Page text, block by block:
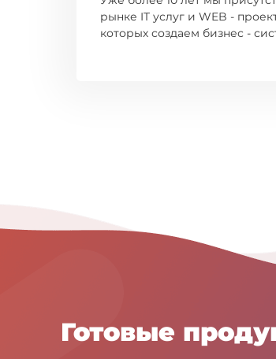
рынке IT услуг и WEB -
которых создаем бизнес -
Готовые